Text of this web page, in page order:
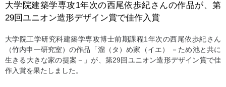
大学院建築学専攻1年次の西尾依歩紀さんの作品が、第
29回ユニオン造形デザイン賞で佳作入賞
大学院工学研究科建築学専攻博士前期課程1年次の西尾依歩紀さん
（竹内申一研究室）の作品「溜（タ）め家（イエ） －ため池と共に
生きる大きな家の提案－」が、第29回ユニオン造形デザイン賞で佳
作入賞を果たしました。